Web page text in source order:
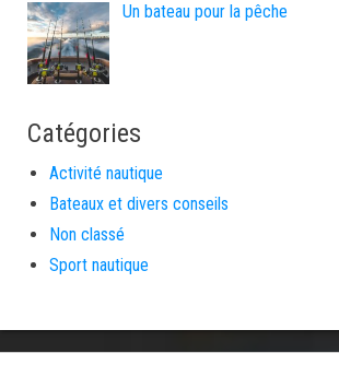
Un bateau pour la pêche
Catégories
Activité nautique
Bateaux et divers conseils
Non classé
Sport nautique